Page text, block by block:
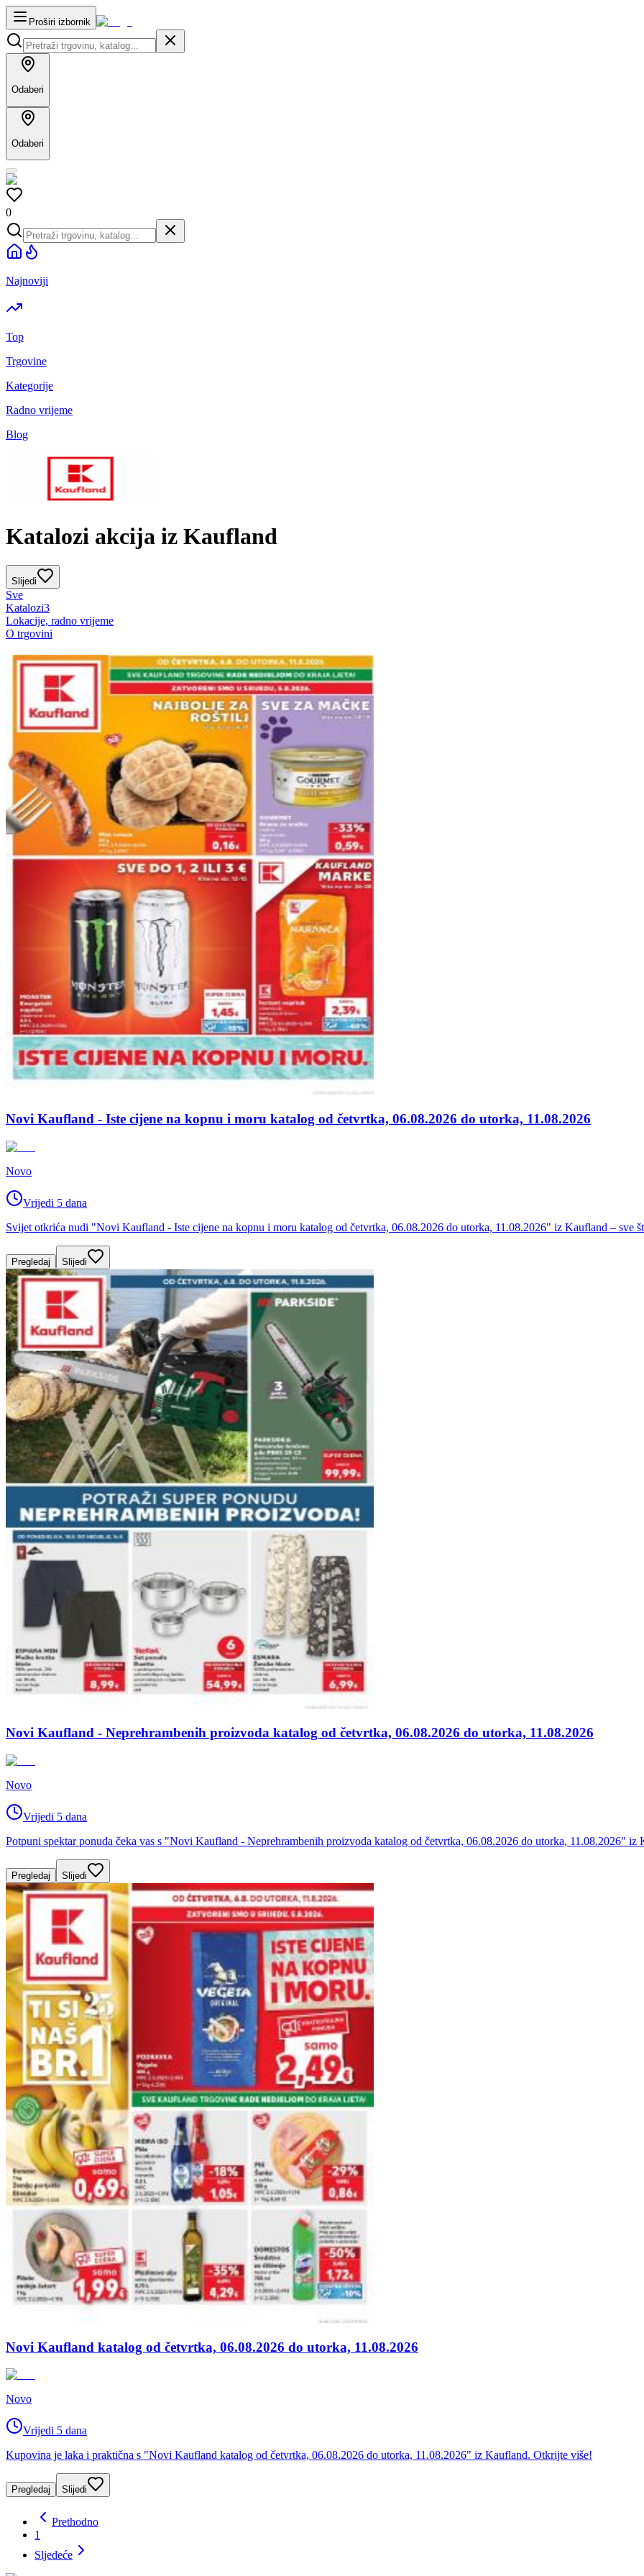
Proširi izbornik
Odaberi
Odaberi
0
Najnoviji
Top
Trgovine
Kategorije
Radno vrijeme
Blog
Katalozi akcija iz Kaufland
Slijedi
Sve
Katalozi3
Lokacije, radno vrijeme
O trgovini
Novi Kaufland - Iste cijene na kopnu i moru katalog od četvrtka, 06.08.2026 do utorka, 11.08.2026
Novo
Vrijedi 5 dana
Svijet otkrića nudi "Novi Kaufland - Iste cijene na kopnu i moru katalog od četvrtka, 06.08.2026 do utorka, 11.08.2026" iz Kaufland – sve
Pregledaj Slijedi
Novi Kaufland - Neprehrambenih proizvoda katalog od četvrtka, 06.08.2026 do utorka, 11.08.2026
Novo
Vrijedi 5 dana
Potpuni spektar ponuda čeka vas s "Novi Kaufland - Neprehrambenih proizvoda katalog od četvrtka, 06.08.2026 do utorka, 11.08.2026" iz
Pregledaj Slijedi
Novi Kaufland katalog od četvrtka, 06.08.2026 do utorka, 11.08.2026
Novo
Vrijedi 5 dana
Kupovina je laka i praktična s "Novi Kaufland katalog od četvrtka, 06.08.2026 do utorka, 11.08.2026" iz Kaufland. Otkrijte više!
Pregledaj Slijedi
Prethodno
1
Sljedeće